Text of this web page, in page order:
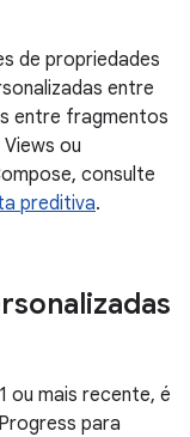
de propriedades
entre
entre fragmentos
ou
consulte
preditiva.
ou mais recente, é
para